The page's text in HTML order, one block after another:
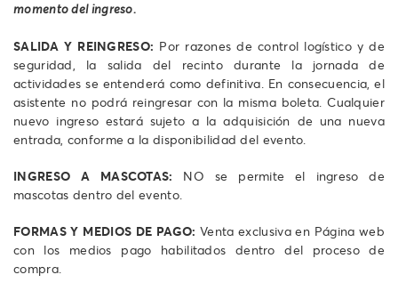
momento del ingreso.
SALIDA Y REINGRESO: Por razones de control logístico y de
seguridad, la salida del recinto durante la jornada de
actividades se entenderá como definitiva. En consecuencia, el
asistente no podrá reingresar con la misma boleta. Cualquier
nuevo ingreso estará sujeto a la adquisición de una nueva
entrada, conforme a la disponibilidad del evento.
INGRESO A MASCOTAS: NO se permite el ingreso de
mascotas dentro del evento.
FORMAS Y MEDIOS DE PAGO: Venta exclusiva en Página web
con los medios pago habilitados dentro del proceso de
compra.